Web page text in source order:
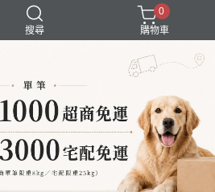
搜尋
精選商品 試吃組合 超強除臭
0
購物車